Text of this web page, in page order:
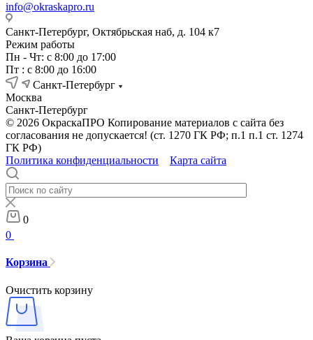
info@okraskapro.ru
Санкт-Петербург, Октябрьская наб, д. 104 к7
Режим работы
Пн - Чт: с 8:00 до 17:00
Пт : с 8:00 до 16:00
Санкт-Петербург
Москва
Санкт-Петербург
© 2026 ОкраскаПРО Копирование материалов с сайта без
согласования не допускается! (ст. 1270 ГК РФ; п.1 п.1 ст. 1274
ГК РФ)
Политика конфиденциальности
Карта сайта
0
0
Корзина
Очистить корзину